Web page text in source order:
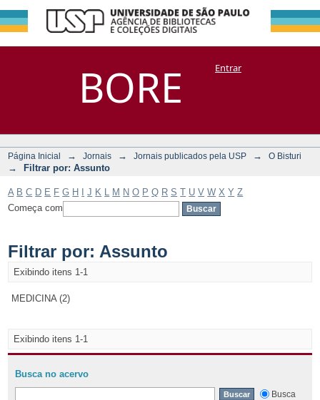
BORE
Filtrar por:
Assunto
DSpace/Manakin + CoriscoEntrar
Página Inicial → Jornais → Jornais publicados pela USP → O Bisturi
→ Filtrar por: Assunto
A B C D E F G H J K M N O P Q R S T U V W X Y Z
Começa com
Filtrar por: Assunto
Exibindo itens 1-1
MEDICINA (2)
Exibindo itens 1-1
Busca no acervo
Busca